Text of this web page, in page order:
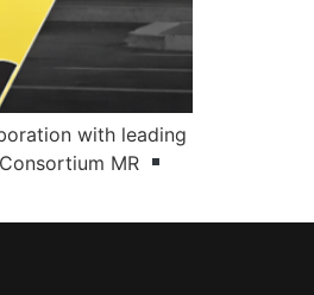
with leading
Consortium MR